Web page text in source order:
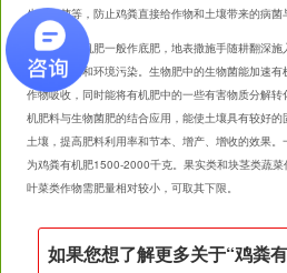
生物病菌等，防止鸡粪直接给作物和土壤带来的病菌
鸡粪有机肥一般作底肥，地表撒施手随耕翻深施
的损失浪费和环境污染。生物肥中的生物菌能加速
作物吸收，同时能将有机肥中的一些有害物质分解
机肥料与生物菌肥的结合应用，能使土壤具有较好
土壤，提高肥料利用率和节本、增产、增收的效果
为鸡粪有机肥1500-2000千克。果实类和块茎类蔬
叶菜类作物需肥量相对较小，可取其下限。
如果您想了解更多关于“鸡粪